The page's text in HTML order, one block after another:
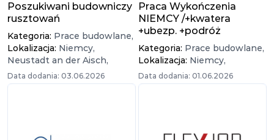
Poszukiwani budowniczy
rusztowań
Kategoria: Prace budowlane,
Lokalizacja: Niemcy,
Neustadt an der Aisch,
Data dodania: 03.06.2026
Praca Wykończenia
NIEMCY /+kwatera
+ubezp. +podróż
Kategoria: Prace budowlane,
Lokalizacja: Niemcy,
Data dodania: 01.06.2026